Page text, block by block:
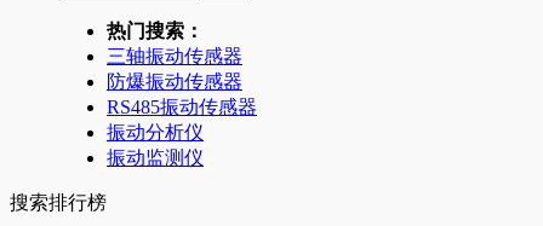
热门搜索：
三轴振动传感器
防爆振动传感器
RS485振动传感器
振动分析仪
振动监测仪
搜索排行榜